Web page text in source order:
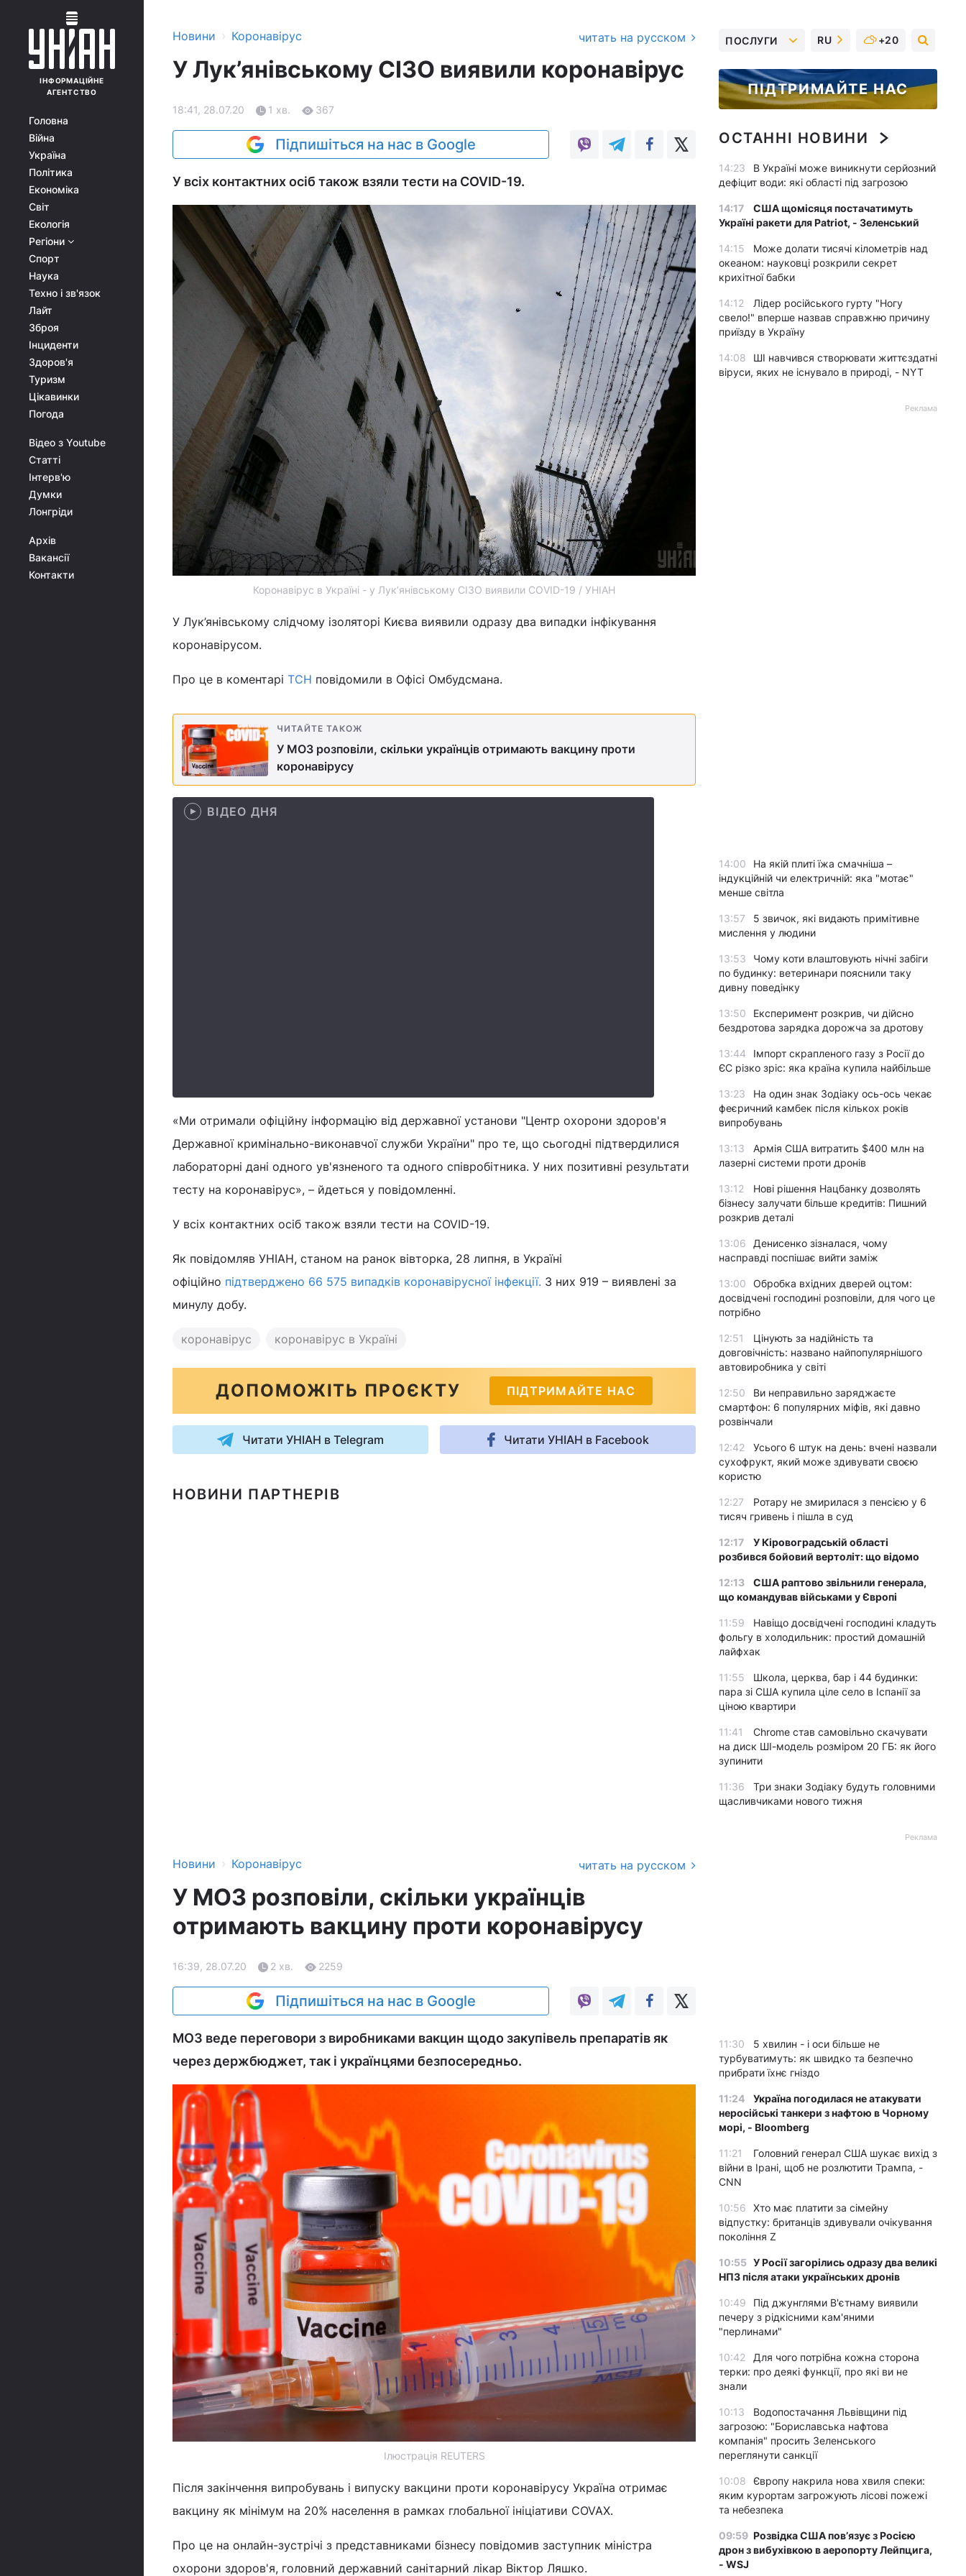
ІНФОРМАЦІЙНЕ
АГЕНТСТВО
Головна
Війна
Україна
Політика
Економіка
Світ
Екологія
Регіони
Спорт
Наука
Техно і зв'язок
Лайт
Зброя
Інциденти
Здоров'я
Туризм
Цікавинки
Погода
Відео з Youtube
Статті
Інтерв'ю
Думки
Лонгріди
Архів
Вакансії
Контакти
Новини › Коронавірус читать на русском
У Лук’янівському СІЗО виявили коронавірус
18:41, 28.07.20 1 хв. 367
Підпишіться на нас в Google
У всіх контактних осіб також взяли тести на COVID-19.
Коронавірус в Україні - у Лук’янівському СІЗО виявили COVID-19 / УНІАН
У Лук’янівському слідчому ізоляторі Києва виявили одразу два випадки інфікування
коронавірусом.
Про це в коментарі ТСН повідомили в Офісі Омбудсмана.
ЧИТАЙТЕ ТАКОЖ
У МОЗ розповіли, скільки українців отримають вакцину проти
коронавірусу
ВІДЕО ДНЯ
«Ми отримали офіційну інформацію від державної установи "Центр охорони здоров'я
Державної кримінально-виконавчої служби України" про те, що сьогодні підтвердилися
лабораторні дані одного ув'язненого та одного співробітника. У них позитивні результати
тесту на коронавірус», – йдеться у повідомленні.
У всіх контактних осіб також взяли тести на COVID-19.
Як повідомляв УНІАН, станом на ранок вівторка, 28 липня, в Україні
офіційно підтверджено 66 575 випадків коронавірусної інфекції. З них 919 – виявлені за
минулу добу.
коронавірус коронавірус в Україні
ДОПОМОЖІТЬ ПРОЄКТУ ПІДТРИМАЙТЕ НАС
Читати УНІАН в Telegram Читати УНІАН в Facebook
НОВИНИ ПАРТНЕРІВ
Новини › Коронавірус читать на русском
У МОЗ розповіли, скільки українців
отримають вакцину проти коронавірусу
16:39, 28.07.20 2 хв. 2259
Підпишіться на нас в Google
МОЗ веде переговори з виробниками вакцин щодо закупівель препаратів як
через держбюджет, так і українцями безпосередньо.
Ілюстрація REUTERS
Після закінчення випробувань і випуску вакцини проти коронавірусу Україна отримає
вакцину як мінімум на 20% населення в рамках глобальної ініціативи COVAX.
Про це на онлайн-зустрічі з представниками бізнесу повідомив заступник міністра
охорони здоров'я, головний державний санітарний лікар Віктор Ляшко.
ПОСЛУГИ RU +20
ПІДТРИМАЙТЕ НАС
ОСТАННІ НОВИНИ
14:23
В Україні може виникнути серйозний
дефіцит води: які області під загрозою
14:17
США щомісяця постачатимуть
Україні ракети для Patriot, - Зеленський
14:15
Може долати тисячі кілометрів над
океаном: науковці розкрили секрет
крихітної бабки
14:12
Лідер російського гурту "Ногу
свело!" вперше назвав справжню причину
приїзду в Україну
14:08
ШІ навчився створювати життєздатні
віруси, яких не існувало в природі, - NYT
Реклама
14:00
На якій плиті їжа смачніша –
індукційній чи електричній: яка "мотає"
менше світла
13:57
5 звичок, які видають примітивне
мислення у людини
13:53
Чому коти влаштовують нічні забіги
по будинку: ветеринари пояснили таку
дивну поведінку
13:50
Експеримент розкрив, чи дійсно
бездротова зарядка дорожча за дротову
13:44
Імпорт скрапленого газу з Росії до
ЄС різко зріс: яка країна купила найбільше
13:23
На один знак Зодіаку ось-ось чекає
феєричний камбек після кількох років
випробувань
13:13
Армія США витратить $400 млн на
лазерні системи проти дронів
13:12
Нові рішення Нацбанку дозволять
бізнесу залучати більше кредитів: Пишний
розкрив деталі
13:06
Денисенко зізналася, чому
насправді поспішає вийти заміж
13:00
Обробка вхідних дверей оцтом:
досвідчені господині розповіли, для чого це
потрібно
12:51
Цінують за надійність та
довговічність: названо найпопулярнішого
автовиробника у світі
12:50
Ви неправильно заряджаєте
смартфон: 6 популярних міфів, які давно
розвінчали
12:42
Усього 6 штук на день: вчені назвали
сухофрукт, який може здивувати своєю
користю
12:27
Ротару не змирилася з пенсією у 6
тисяч гривень і пішла в суд
12:17
У Кіровоградській області
розбився бойовий вертоліт: що відомо
12:13
США раптово звільнили генерала,
що командував військами у Європі
11:59
Навіщо досвідчені господині кладуть
фольгу в холодильник: простий домашній
лайфхак
11:55
Школа, церква, бар і 44 будинки:
пара зі США купила ціле село в Іспанії за
ціною квартири
11:41
Chrome став самовільно скачувати
на диск ШІ-модель розміром 20 ГБ: як його
зупинити
11:36
Три знаки Зодіаку будуть головними
щасливчиками нового тижня
Реклама
11:30
5 хвилин - і оси більше не
турбуватимуть: як швидко та безпечно
прибрати їхнє гніздо
11:24
Україна погодилася не атакувати
неросійські танкери з нафтою в Чорному
морі, - Bloomberg
11:21
Головний генерал США шукає вихід з
війни в Ірані, щоб не розлютити Трампа, -
CNN
10:56
Хто має платити за сімейну
відпустку: британців здивували очікування
покоління Z
10:55 У Росії загорілись одразу два великі
НПЗ після атаки українських дронів
10:49
Під джунглями В'єтнаму виявили
печеру з рідкісними кам'яними
"перлинами"
10:42
Для чого потрібна кожна сторона
терки: про деякі функції, про які ви не
знали
10:13
Водопостачання Львівщини під
загрозою: "Бориславська нафтова
компанія" просить Зеленського
переглянути санкції
10:08
Європу накрила нова хвиля спеки:
яким курортам загрожують лісові пожежі
та небезпека
09:59 Розвідка США пов’язує з Росією
дрон з вибухівкою в аеропорту Лейпцига,
- WSJ